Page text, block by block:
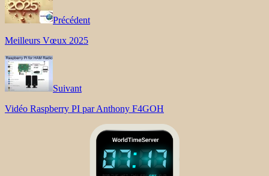
Précédent
Meilleurs Vœux 2025
Suivant
Vidéo Raspberry PI par Anthony F4GOH